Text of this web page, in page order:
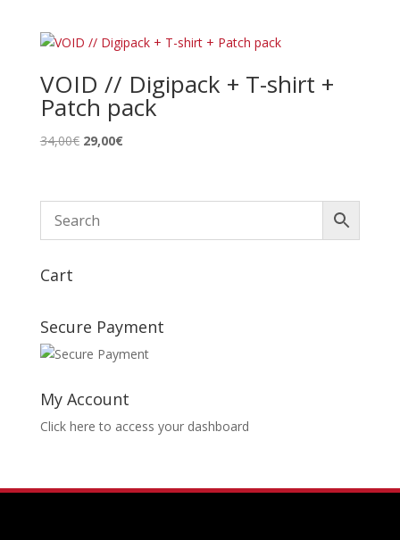
VOID // Digipack + T-shirt +
Patch pack
34,00€ Le
était :
34,00€.
29,00€Le
est :
Cart
Secure Payment
My Account
Click here to access your dashboard